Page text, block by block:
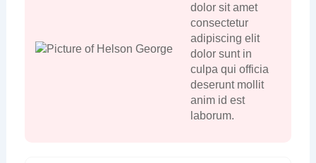
dolor sit amet
consectetur
adipiscing elit
dolor sunt in
culpa qui officia
deserunt mollit
anim id est
laborum.